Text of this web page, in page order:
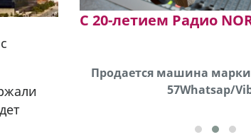
C 20-летием Радио
Продается машина марки
57Whatsap/
Продаются грабли под
72